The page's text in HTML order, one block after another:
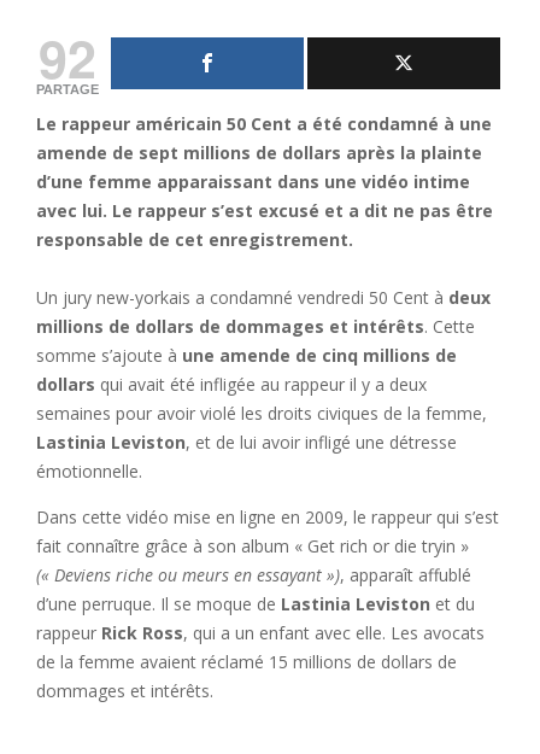
92
PARTAGE
Le rappeur américain 50 Cent a été condamné à une
amende de sept millions de dollars après la plainte
d’une femme apparaissant dans une vidéo intime
avec lui. Le rappeur s’est excusé et a dit ne pas être
responsable de cet enregistrement.
Un jury new-yorkais a condamné vendredi 50 Cent à deux
millions de dollars de dommages et intérêts. Cette
somme s’ajoute à une amende de cinq millions de
dollars qui avait été infligée au rappeur il y a deux
semaines pour avoir violé les droits civiques de la femme,
Lastinia Leviston, et de lui avoir infligé une détresse
émotionnelle.
Dans cette vidéo mise en ligne en 2009, le rappeur qui s’est
fait connaître grâce à son album « Get rich or die tryin »
(« Deviens riche ou meurs en essayant »), apparaît affublé
d’une perruque. Il se moque de Lastinia Leviston et du
rappeur Rick Ross, qui a un enfant avec elle. Les avocats
de la femme avaient réclamé 15 millions de dollars de
dommages et intérêts.